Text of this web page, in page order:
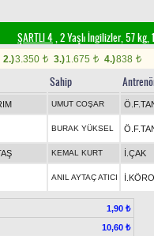
ŞARTLI 4, 2 Yaşlı İngilizler, 57 kg,
2.)3.350 t 3.)1.675 t 4.)838 t
Sahip
UMUT COŞAR
BURAK YÜKSEL
KEMAL KURT İ.ÇAK
ANIL AYTAÇ ATICI
1,90 ₺
10,60 ₺